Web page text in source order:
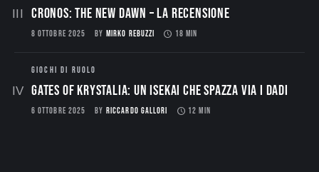
CRONOS: THE NEW DAWN – La Recensione
8 OTTOBRE 2025 BY MIRKO REBUZZI 18 MIN
GIOCHI DI RUOLO
Gates of Krystalia: Un Isekai che spazza via i dadi
6 OTTOBRE 2025 BY RICCARDO GALLORI 12 MIN